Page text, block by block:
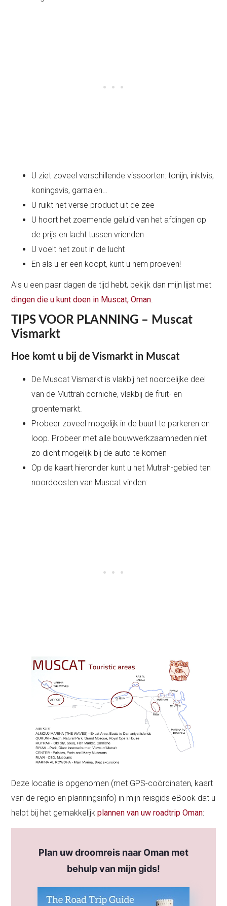
U ziet zoveel verschillende vissoorten: tonijn, inktvis,
koningsvis, garnalen…
U ruikt het verse product uit de zee
U hoort het zoemende geluid van het afdingen op
de prijs en lacht tussen vrienden
U voelt het zout in de lucht
En als u er een koopt, kunt u hem proeven!
Als u een paar dagen de tijd hebt, bekijk dan mijn lijst met
dingen die u kunt doen in Muscat, Oman.
TIPS VOOR PLANNING – Muscat
Vismarkt
Hoe komt u bij de Vismarkt in Muscat
De Muscat Vismarkt is vlakbij het noordelijke deel
van de Muttrah corniche, vlakbij de fruit- en
groentemarkt.
Probeer zoveel mogelijk in de buurt te parkeren en
loop. Probeer met alle bouwwerkzaamheden niet
zo dicht mogelijk bij de auto te komen
Op de kaart hieronder kunt u het Mutrah-gebied ten
noordoosten van Muscat vinden:
Deze locatie is opgenomen (met GPS-coördinaten, kaart
van de regio en planningsinfo) in mijn reisgids eBook dat u
helpt bij het gemakkelijkplannen van uw roadtrip Oman:
Plan uw droomreis naar Oman met
behulp van mijn gids!